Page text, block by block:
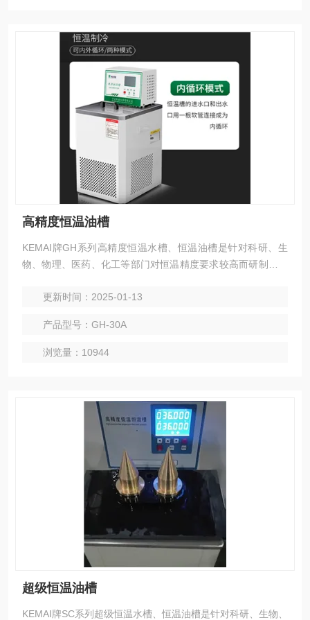
高精度恒温油槽
KEMAI牌GH系列高精度恒温水槽、恒温油槽是针对科研、生
物、物理、医药、化工等部门对恒温精度要求较高而研制的低
更新时间：2025-01-13
产品型号：GH-30A
浏览量：10944
超级恒温油槽
KEMAI牌SC系列超级恒温水槽、恒温油槽是针对科研、生物、